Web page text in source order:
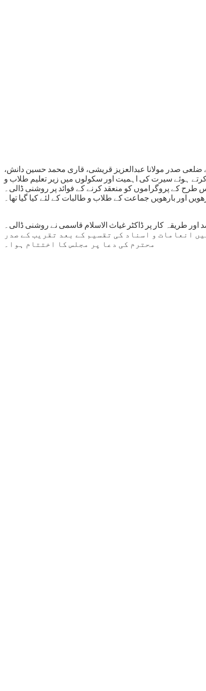
صدر مولانا عبدالعزیز قریشی، قاری محمد حسین دانش،
ہوئے سیرت کی اہمیت اور سکولوں میں زیر تعلیم طلاب و
طرح کے پروگراموں کو منعقد کرنے کے فوائد پر روشنی ڈالی۔
اور بارھویں جماعت کے طلاب و طالبات کے لئے کیا گیا تھا۔
طریقہ کار پر ڈاکٹر غیاث الاسلام قاسمی نے روشنی ڈالی۔
انعامات و اسناد کی تقسیم کے بعد تقریب کے صدر
محترم کی دعا پر مجلس کا اختتام ہوا۔